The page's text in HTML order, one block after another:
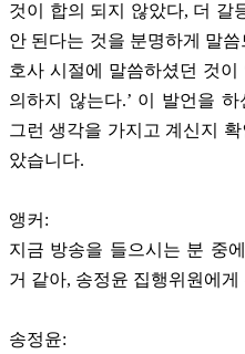
것이 합의 되지 않았다, 더 갈
안 된다는 것을 분명하게 말
호사 시절에 말씀하셨던 것
의하지 않는다.’ 이 발언을
그런 생각을 가지고 계신지
았습니다.
앵커:
지금 방송을 들으시는 분 중
거 같아, 송정윤 집행위원에
송정윤: